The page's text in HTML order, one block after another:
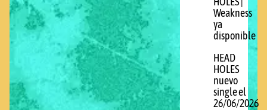
Weakness
ya
disponible
HEAD
HOLES
nuevo
single el
26/06/2026